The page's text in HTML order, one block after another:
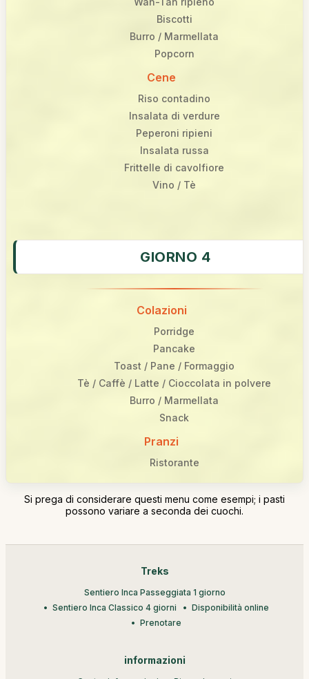
Biscotti
Burro / Marmellata
Popcorn
Cene
Riso contadino
Insalata di verdure
Peperoni ripieni
Insalata russa
Frittelle di cavolfiore
Vino / Tè
GIORNO 4
Colazioni
Porridge
Pancake
Toast / Pane / Formaggio
Tè / Caffè / Latte / Cioccolata in polvere
Burro / Marmellata
Snack
Pranzi
Ristorante
Si prega di considerare questi menu come esempi; i pasti
possono variare a seconda dei cuochi.
Treks
Sentiero Inca Passeggiata 1 giorno
Sentiero Inca Classico 4 giorni
Disponibilità online
Prenotare
informazioni